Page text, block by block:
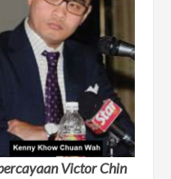
Victor Chin